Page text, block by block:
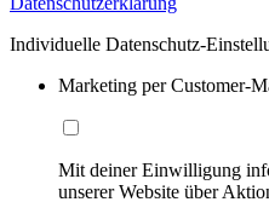
Individuelle Datenschutz-
Marketing per Customer-
Mit deiner Einwilligung
unserer Website über